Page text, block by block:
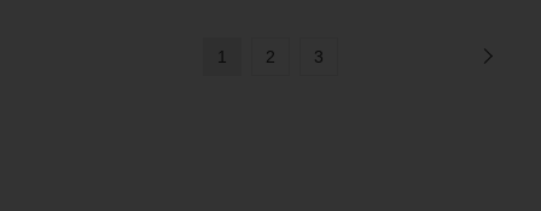
1 2 3